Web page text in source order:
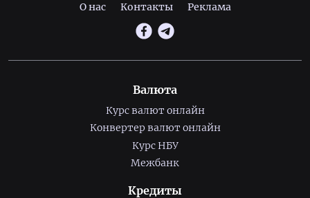
О нас Контакты Реклама
Валюта
Курс валют онлайн
Конвертер валют онлайн
Курс НБУ
Межбанк
Кредиты